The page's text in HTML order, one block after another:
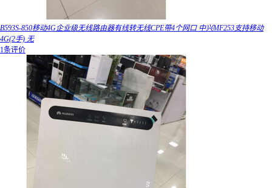
B593S-850移动4G企业级无线路由器有线转无线CPE带4个网口 中兴MF253支持移动
4G(2手) 无
1条评价